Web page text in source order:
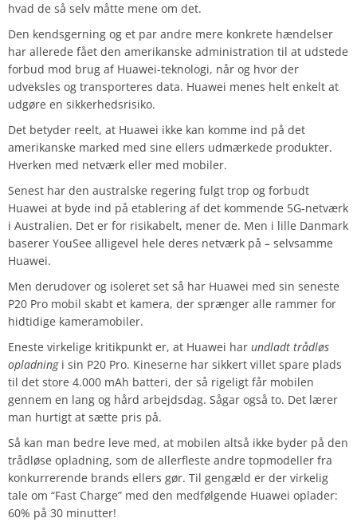
hvad de så selv måtte mene om det.
Den kendsgerning og et par andre mere konkrete hændelser
har allerede fået den amerikanske administration til at udstede
forbud mod brug af Huawei-teknologi, når og hvor der
udveksles og transporteres data. Huawei menes helt enkelt at
udgøre en sikkerhedsrisiko.
Det betyder reelt, at Huawei ikke kan komme ind på det
amerikanske marked med sine ellers udmærkede produkter.
Hverken med netværk eller med mobiler.
Senest har den australske regering fulgt trop og forbudt
Huawei at byde ind på etablering af det kommende 5G-netværk
i Australien. Det er for risikabelt, mener de. Men i lille Danmark
baserer YouSee alligevel hele deres netværk på – selvsamme
Huawei.
Men derudover og isoleret set så har Huawei med sin seneste
P20 Pro mobil skabt et kamera, der sprænger alle rammer for
hidtidige kameramobiler.
Eneste virkelige kritikpunkt er, at Huawei har undladt trådløs
opladningi sin P20 Pro. Kineserne har sikkert villet spare plads
til det store 4.000 mAh batteri, der så rigeligt får mobilen
gennem en lang og hård arbejdsdag. Sågar også to. Det lærer
man hurtigt at sætte pris på.
Så kan man bedre leve med, at mobilen altså ikke byder på den
trådløse opladning, som de allerfleste andre topmodeller fra
konkurrerende brands ellers gør. Til gengæld er der virkelig
tale om “Fast Charge” med den medfølgende Huawei oplader:
60% på 30 minutter!